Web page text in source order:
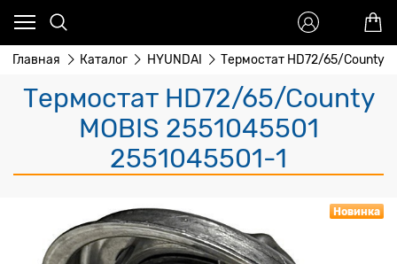
Главная Каталог HYUNDAI Термостат HD72/65/County
Термостат HD72/65/County
MOBIS 2551045501
2551045501-1
Новинка